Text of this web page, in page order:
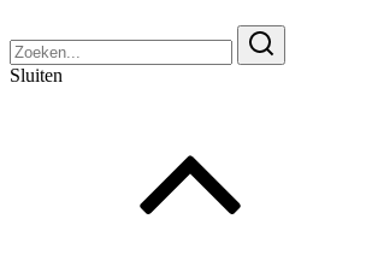
naar:
Sluiten